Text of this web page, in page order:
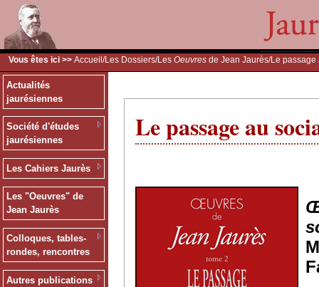
Vous êtes ici >> Accueil /Les Dossiers/Les Oeuvres de Jean Jaurès/Le passage
Actualités
jaurésiennes
Société d'études
jaurésiennes
Les Cahiers Jaurès
Les "Oeuvres" de
Jean Jaurès
Colloques, tables-
rondes, rencontres
Autres publications
Le passage au